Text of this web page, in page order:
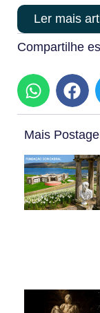
Ler mais
Compartilhe
Mais